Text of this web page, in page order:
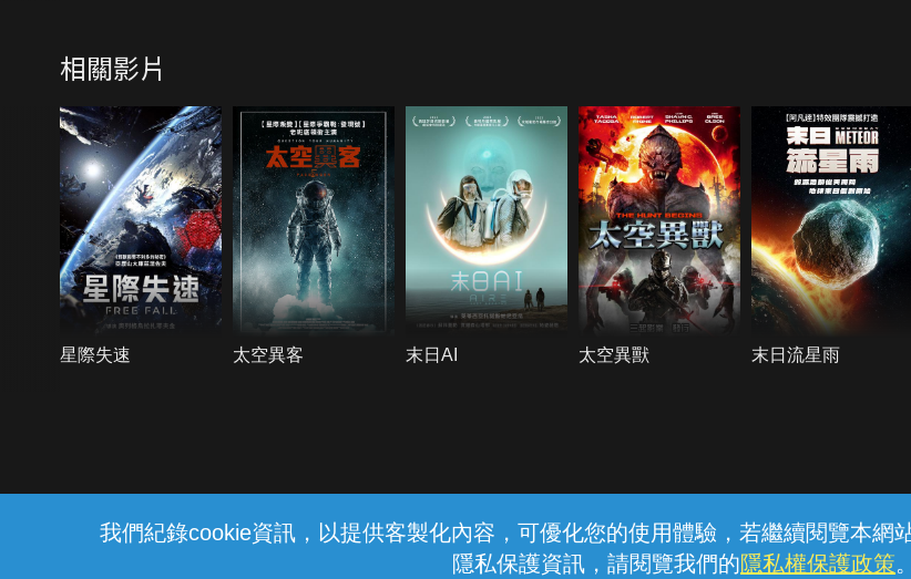
我們紀錄cookie資訊，以提供客製化內容，可優化您的使用體驗，若繼續閱覽本網
隱私保護資訊，請閱覽我們的隱私權保護政策。
相關影片
星際失速 太空異客 末日AI 太空異獸 末日流星雨
線上客服 服務條款 隱私權保護
中華電信股份有限公司個人家庭分公司 (統一編號：